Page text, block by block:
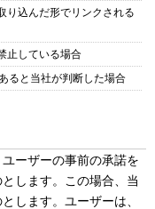
り込んだ形でリンクされる
止している場合
ると当社が判断した場合
ーザーの事前の承諾を
します。この場合、当
します。ユーザーは、